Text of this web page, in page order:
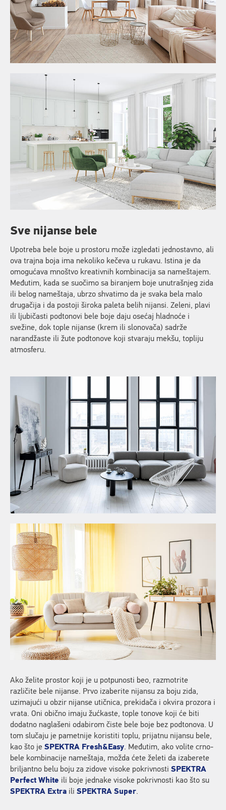
Sve nijanse bele
Upotreba bele boje u prostoru može izgledati jednostavno, ali
ova trajna boja ima nekoliko kečeva u rukavu. Istina je da
omogućava mnoštvo kreativnih kombinacija sa nameštajem.
Međutim, kada se suočimo sa biranjem boje unutrašnjeg zida
ili belog nameštaja, ubrzo shvatimo da je svaka bela malo
drugačija i da postoji široka paleta belih nijansi. Zeleni, plavi
ili ljubičasti podtonovi bele boje daju osećaj hladnoće i
svežine, dok tople nijanse (krem ili slonovača) sadrže
narandžaste ili žute podtonove koji stvaraju mekšu, topliju
atmosferu.
Ako želite prostor koji je u potpunosti beo, razmotrite
različite bele nijanse. Prvo izaberite nijansu za boju zida,
uzimajući u obzir nijanse utičnica, prekidača i okvira prozora i
vrata. Oni obično imaju žućkaste, tople tonove koji će biti
dodatno naglašeni odabirom čiste bele boje bez podtonova. U
tom slučaju je pametnije koristiti toplu, prijatnu nijansu bele,
kao što je SPEKTRA Fresh&Easy. Međutim, ako volite crno-
bele kombinacije nameštaja, možda ćete želeti da izaberete
briljantno belu boju za zidove visoke pokrivnosti SPEKTRA
Perfect White ili boje jednake visoke pokrivnosti kao što su
SPEKTRA Extra ili SPEKTRA Super.